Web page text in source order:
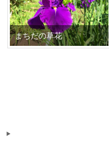
まちだの草花